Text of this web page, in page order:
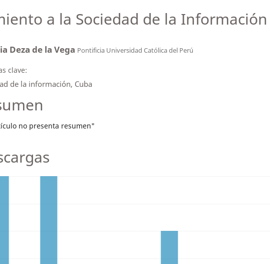
a la Sociedad de la
Deza de la Vega Pontificia Universidad Católica del Perú
clave:
de la información, Cuba
no presenta resumen"